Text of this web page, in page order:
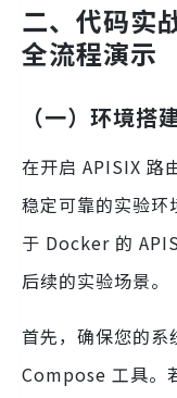
二、代码实
全流程演示
（一）环境搭
在开启 APISIX 路
稳定可靠的实验环
于 Docker 的
后续的实验场景。
首先，确保您的
Compose 工具。